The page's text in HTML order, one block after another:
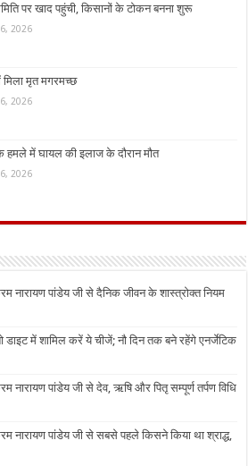
पर खाद पहुंची, किसानों के टोकन बनना शुरू
2026
मिला मृत मगरमच्छ
2026
हमले में घायल की इलाज के दौरान मौत
2026
नारायण पांडेय जी से दैनिक जीवन के शास्त्रोक्त नियम
डाइट में शामिल करें ये चीजें; नौ दिन तक बने रहेंगे एनर्जेटिक
नारायण पांडेय जी से देव, ऋषि और पितृ सम्पूर्ण तर्पण विधि
नारायण पांडेय जी से सबसे पहले किसने किया था श्राद्ध,